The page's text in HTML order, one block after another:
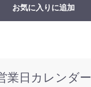
お気に入りに追加
業日カレンダー